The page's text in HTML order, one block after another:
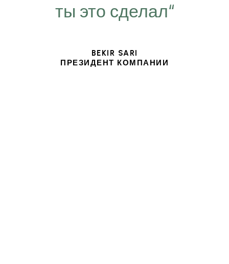
ты это сделал“
BEKIR SARI
ПРЕЗИДЕНТ КОМПАНИИ